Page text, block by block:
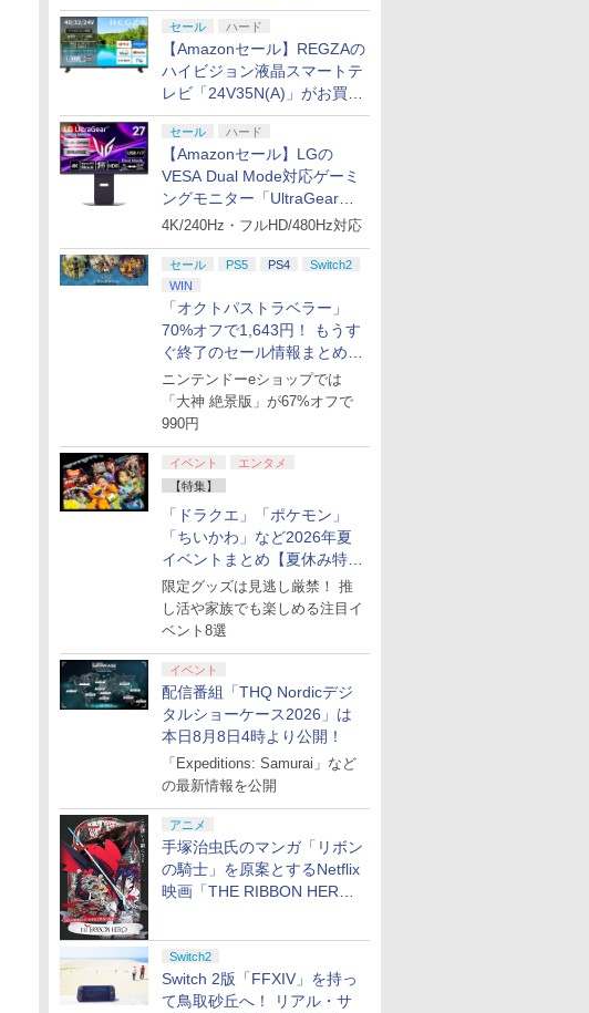
Showcase 2026」まとめ
セール ハード
【Amazonセール】REGZAの
ハイビジョン液晶スマートテ
レビ「24V35N(A)」がお買い
得！
セール ハード
【Amazonセール】LGの
VESA Dual Mode対応ゲーミ
ングモニター「UltraGear
27G850A-B」がお買い得！
4K/240Hz・フルHD/480Hz対応
セール PS5 PS4
Switch2
WIN
「オクトパストラベラー」
70%オフで1,643円！ もうす
ぐ終了のセール情報まとめ
【8月8日更新】
ニンテンドーeショップでは
「大神 絶景版」が67%オフで
990円
イベント
エンタメ
【特集】
「ドラクエ」「ポケモン」
「ちいかわ」など2026年夏
イベントまとめ【夏休み特
集】
限定グッズは見逃し厳禁！ 推
し活や家族でも楽しめる注目イ
ベント8選
イベント
配信番組「THQ Nordicデジ
タルショーケース2026」は
本日8月8日4時より公開！
「Expeditions: Samurai」など
の最新情報を公開
アニメ
手塚治虫氏のマンガ「リボン
の騎士」を原案とするNetflix
映画「THE RIBBON HERO
Switch2
Switch 2版「FFXIV」を持っ
て鳥取砂丘へ！ リアル・サ